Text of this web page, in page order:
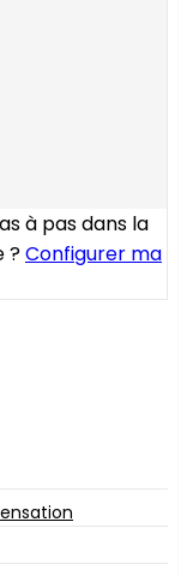
à pas dans la
?Configurer ma